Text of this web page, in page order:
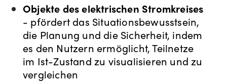
Objekte des elektrischen Stromkreises
- pfördert das Situationsbewusstsein,
die Planung und die Sicherheit, indem
es den Nutzern ermöglicht, Teilnetze
im Ist-Zustand zu visualisieren und zu
vergleichen